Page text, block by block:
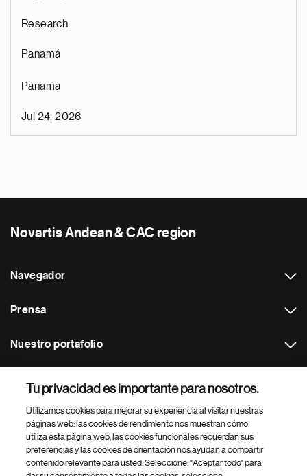
Research
Panamá
Panama
Jul 24, 2026
Novartis Andean & CAC region
Navegador
Prensa
Nuestro portafolio
Footer Site Search
Tu privacidad es importante para nosotros.
Utilizamos cookies para mejorar su experiencia al visitar nuestras
páginas web: las cookies de rendimiento nos muestran cómo
utiliza esta página web, las cookies funcionales recuerdan sus
preferencias y las cookies de orientación nos ayudan a compartir
contenido relevante para usted. Seleccione: "Aceptar todo" para